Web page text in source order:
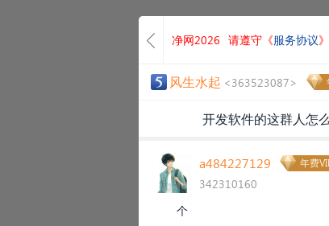
净网2026 请遵守《服务协议
风生水起 <363523087>
开发软件的这群人怎
a484227129 年费
342310160
个